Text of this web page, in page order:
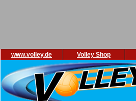
www.volley.de Volley Shop